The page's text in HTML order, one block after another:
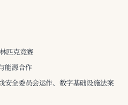
匹克竞赛
能源合作
安全委员会运作、数字基础设施法案